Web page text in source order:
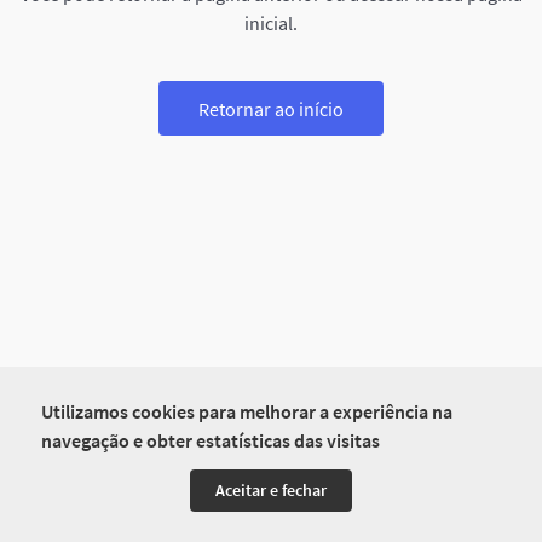
Utilizamos cookies para melhorar a experiência na
navegação e obter estatísticas das visitas
Aceitar e fechar
inicial.
Retornar ao início